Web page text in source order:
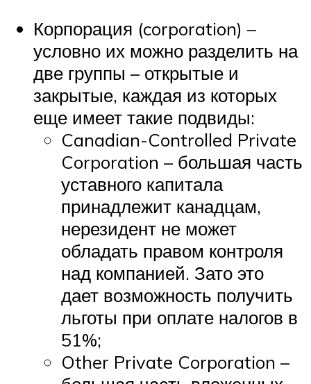
Корпорация (corporation) –
условно их можно разделить на
две группы – открытые и
закрытые, каждая из которых
еще имеет такие подвиды:
Canadian-Controlled Private
Corporation – большая часть
уставного капитала
принадлежит канадцам,
нерезидент не может
обладать правом контроля
над компанией. Зато это
дает возможность получить
льготы при оплате налогов в
51%;
Other Private Corporation –